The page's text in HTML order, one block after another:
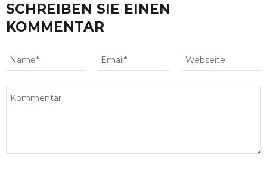
SCHREIBEN SIE EINEN
KOMMENTAR